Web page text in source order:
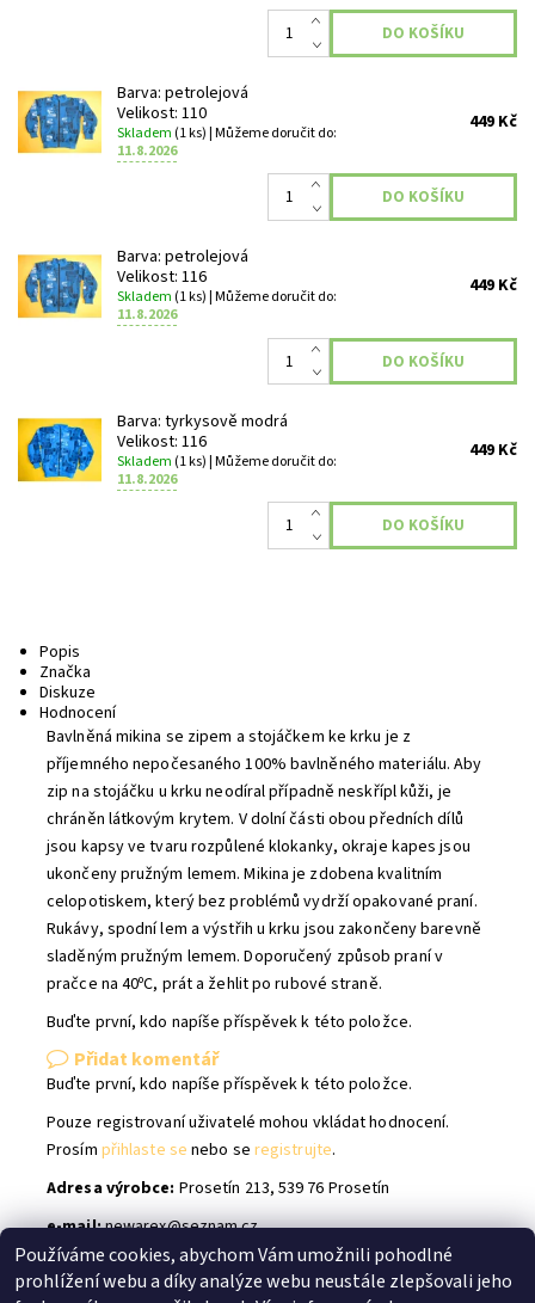
Barva: petrolejová
Velikost: 110
Skladem (1 ks)| Můžeme doručit do:
11.8.2026
449 Kč
Barva: petrolejová
Velikost: 116
Skladem (1 ks)| Můžeme doručit do:
11.8.2026
449 Kč
Barva: tyrkysově modrá
Velikost: 116
Skladem (1 ks)| Můžeme doručit do:
11.8.2026
449 Kč
Popis
Značka
Diskuze
Hodnocení
Bavlněná mikina se zipem a stojáčkem ke krku je z
příjemného nepočesaného 100% bavlněného materiálu. Aby
zip na stojáčku u krku neodíral případně neskřípl kůži, je
chráněn látkovým krytem. V dolní části obou předních dílů
jsou kapsy ve tvaru rozpůlené klokanky, okraje kapes jsou
ukončeny pružným lemem. Mikina je zdobena kvalitním
celopotiskem, který bez problémů vydrží opakované praní.
Rukávy, spodní lem a výstřih u krku jsou zakončeny barevně
sladěným pružným lemem. Doporučený způsob praní v
pračce na 40ºC, prát a žehlit po rubové straně.
Buďte první, kdo napíše příspěvek k této položce.
Přidat komentář
Buďte první, kdo napíše příspěvek k této položce.
Pouze registrovaní uživatelé mohou vkládat hodnocení.
Prosím přihlaste se nebo se registrujte.
Adresa výrobce: Prosetín 213, 539 76 Prosetín
e-mail:newarex@seznam.cz
Používáme cookies, abychom Vám umožnili pohodlné
prohlížení webu a díky analýze webu neustále zlepšovali jeho